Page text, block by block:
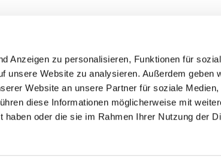
Anzeigen zu personalisieren, Funktionen für
unsere Website zu analysieren. Außerdem geben
Website an unsere Partner für soziale Medien,
diese Informationen möglicherweise mit
oder die sie im Rahmen Ihrer Nutzung der
Kontaktinformationen Impressum Datenschutz